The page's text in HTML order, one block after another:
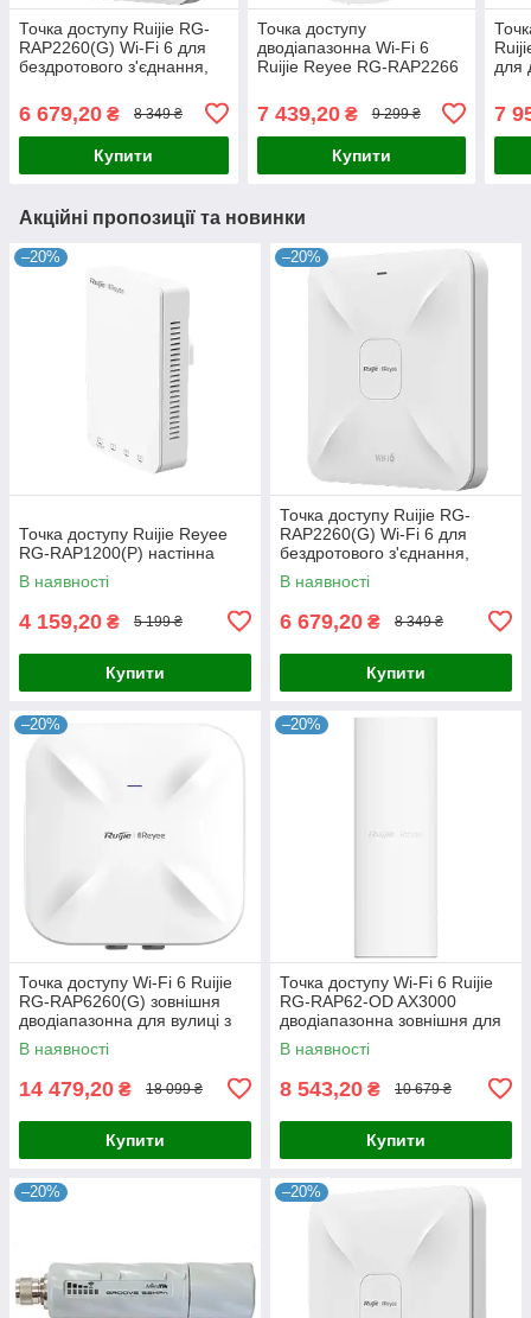
Точка доступу Ruijie RG-
RAP2260(G) Wi-Fi 6 для
бездротового з'єднання,
до 1775 Мбіт/с, кріплення
на
6 679,20 ₴ 8 349 ₴
Купити
Точка доступу
дводіапазонна Wi-Fi 6
Ruijie Reyee RG-RAP2266
з підтримкою Reyee Mesh
та гігабітного
7 439,20₴ 9 299 ₴
Купити
для
з
2,97
7
Акційні пропозиції та новинки
–20%
Точка доступу Ruijie Reyee
RG-RAP1200(P) настінна
В наявності
4 159,20 ₴ 5 199 ₴
Купити
–20%
Точка доступу Ruijie RG-
RAP2260(G) Wi-Fi 6 для
бездротового з'єднання,
дводіапазонна, швидкість до
1775 Мбіт/с, кріплення на
В наявності
6 679,20 ₴ 8 349 ₴
Купити
–20%
Точка доступу Wi-Fi 6 Ruijie
RG-RAP6260(G) зовнішня
дводіапазонна для вулиці з
підтримкою 575 Мбіт/с та
1200 Мбіт/с, IP68, для
В наявності
14 479,20 ₴ 18 099 ₴
Купити
–20%
Точка доступу Wi-Fi 6 Ruijie
RG-RAP62-OD AX3000
дводіапазонна зовнішня для
забезпечення швидкісного
з'єднання до 2974 Мбіт/с з
В наявності
8 543,20 ₴ 10 679 ₴
Купити
–20% –20%